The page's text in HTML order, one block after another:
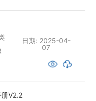
日期: 2025-04-
07
V2.2